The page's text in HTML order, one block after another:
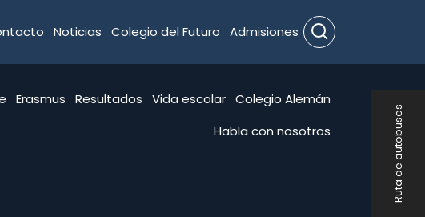
Noticias Colegio del Futuro Admisiones Search
Erasmus Resultados Vida escolar Colegio Alemán
Habla con nosotros
Ruta de autobuses